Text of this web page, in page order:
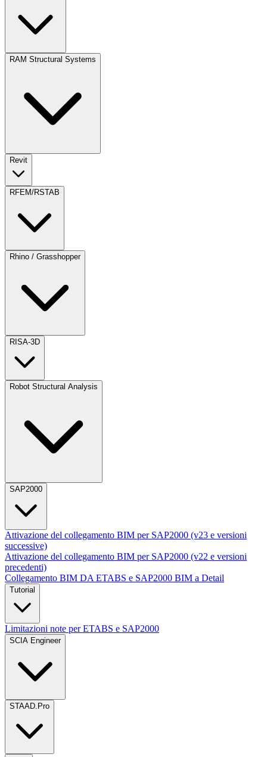
RAM Structural Systems
Revit
RFEM/RSTAB
Rhino / Grasshopper
RISA-3D
Robot Structural Analysis
SAP2000
Attivazione del collegamento BIM per SAP2000 (v23 e versioni
successive)
Attivazione del collegamento BIM per SAP2000 (v22 e versioni
precedenti)
Collegamento BIM DA ETABS e SAP2000 BIM a Detail
Tutorial
Limitazioni note per ETABS e SAP2000
SCIA Engineer
STAAD.Pro